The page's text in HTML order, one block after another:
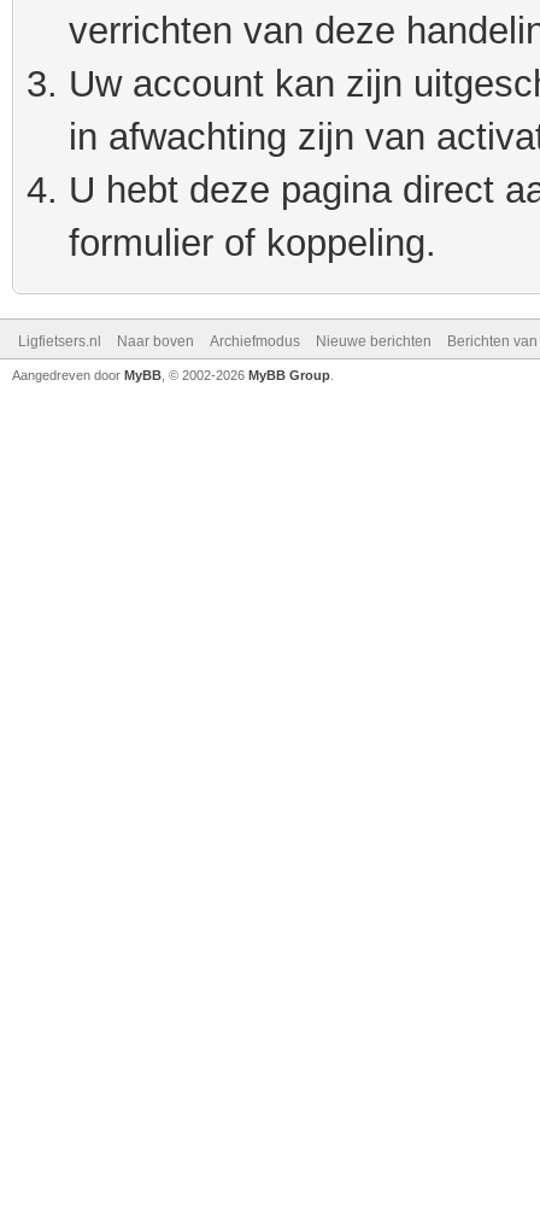
verrichten van deze
Uw account kan zijn
in afwachting zijn van
U hebt deze pagina direct
formulier of koppeling.
Ligfietsers.nl Naar boven Archiefmodus Nieuwe berichten Berichten
Aangedreven door MyBB , © 2002-2026 MyBB Group